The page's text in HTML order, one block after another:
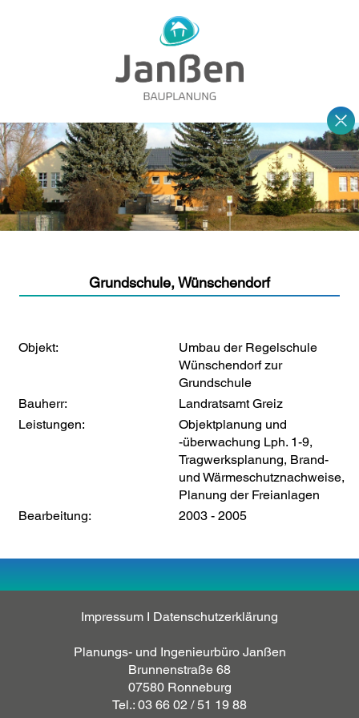
Grundschule, Wünschendorf
Objekt:
Umbau der Regelschule
Wünschendorf zur
Grundschule
Bauherr:
Landratsamt Greiz
Leistungen:
Objektplanung und
-überwachung Lph. 1-9,
Tragwerksplanung, Brand-
und Wärmeschutznachweise,
Planung der Freianlagen
Bearbeitung:
2003 - 2005
Impressum I Datenschutzerklärung
Planungs- und Ingenieurbüro Janßen
Brunnenstraße 68
07580 Ronneburg
Tel.: 03 66 02 / 51 19 88